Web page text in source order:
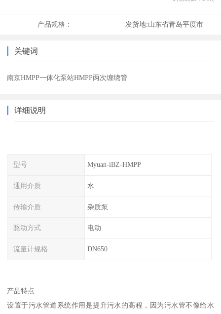
产品规格： 发货地:山东省青岛平度市
关键词
南京HMPP一体化泵站HMPP两次缠绕管
详细说明
型号 Myuan-iBZ-HMPP
通用介质 水
传输介质 杂质泵
驱动方式 电动
流量计规格 DN650
产品特点
设置于污水管道系统作用是提升污水的高程，因为污水管不像给水